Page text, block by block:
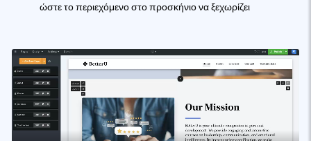
ώστε το περιεχόμενο στο προσκήνιο να ξεχωρίζει